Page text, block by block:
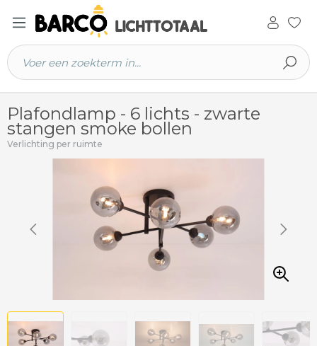
hoofdinhoud
Plafondlamp - 6 lichts - zwarte
stangen smoke bollen
Verlichting per ruimte